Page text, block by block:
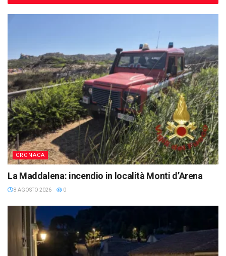
CRONACA
La Maddalena: incendio in località Monti d’Arena
8 AGOSTO 2026 0